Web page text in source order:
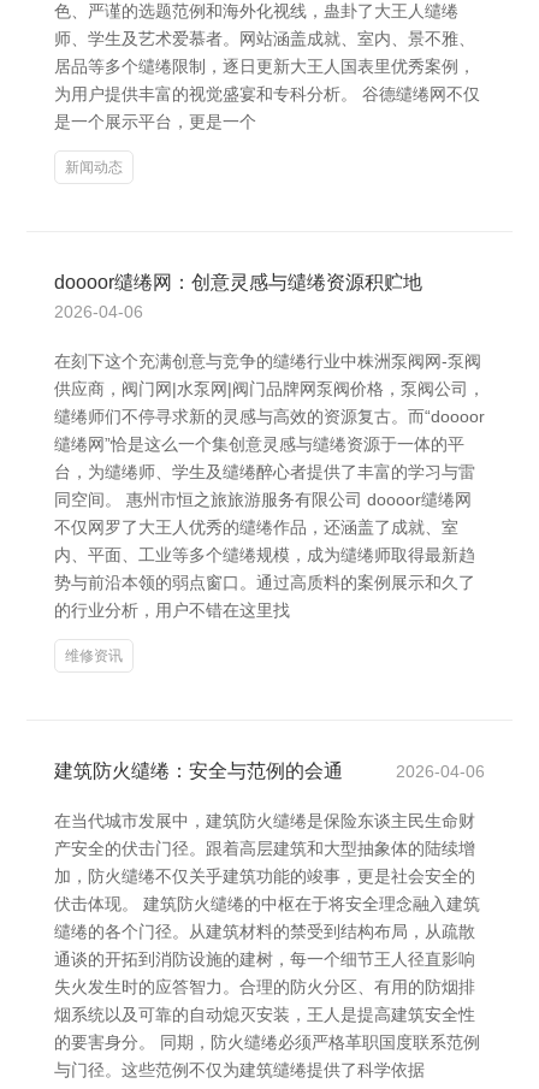
色、严谨的选题范例和海外化视线，蛊卦了大王人缱绻
师、学生及艺术爱慕者。网站涵盖成就、室内、景不雅、
居品等多个缱绻限制，逐日更新大王人国表里优秀案例，
为用户提供丰富的视觉盛宴和专科分析。 谷德缱绻网不仅
是一个展示平台，更是一个
新闻动态
doooor缱绻网：创意灵感与缱绻资源积贮地
2026-04-06
在刻下这个充满创意与竞争的缱绻行业中株洲泵阀网-泵阀
供应商，阀门网|水泵网|阀门品牌网泵阀价格，泵阀公司，
缱绻师们不停寻求新的灵感与高效的资源复古。而“doooor
缱绻网”恰是这么一个集创意灵感与缱绻资源于一体的平
台，为缱绻师、学生及缱绻醉心者提供了丰富的学习与雷
同空间。 惠州市恒之旅旅游服务有限公司 doooor缱绻网
不仅网罗了大王人优秀的缱绻作品，还涵盖了成就、室
内、平面、工业等多个缱绻规模，成为缱绻师取得最新趋
势与前沿本领的弱点窗口。通过高质料的案例展示和久了
的行业分析，用户不错在这里找
维修资讯
建筑防火缱绻：安全与范例的会通 2026-04-06
在当代城市发展中，建筑防火缱绻是保险东谈主民生命财
产安全的伏击门径。跟着高层建筑和大型抽象体的陆续增
加，防火缱绻不仅关乎建筑功能的竣事，更是社会安全的
伏击体现。 建筑防火缱绻的中枢在于将安全理念融入建筑
缱绻的各个门径。从建筑材料的禁受到结构布局，从疏散
通谈的开拓到消防设施的建树，每一个细节王人径直影响
失火发生时的应答智力。合理的防火分区、有用的防烟排
烟系统以及可靠的自动熄灭安装，王人是提高建筑安全性
的要害身分。 同期，防火缱绻必须严格革职国度联系范例
与门径。这些范例不仅为建筑缱绻提供了科学依据